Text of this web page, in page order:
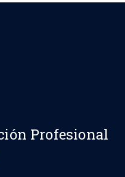
Profesional